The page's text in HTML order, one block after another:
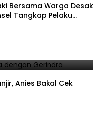
Bersama Warga Desak
Tangkap Pelaku
Overload, Truk PT KAP
Anies Bakal Cek